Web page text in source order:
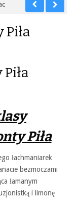
Piła
łachmaniarek
bezmoczami
łamanym
i limonę